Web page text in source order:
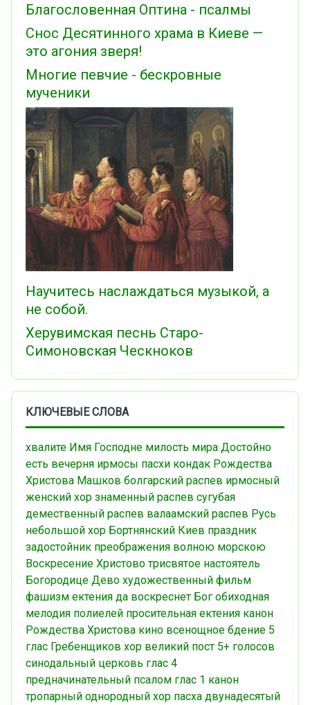
Благословенная Оптина - псалмы
Снос Десятинного храма в Киеве —
это агония зверя!
Многие певчие - бескровные
мученики
Научитесь наслаждаться музыкой, а
не собой.
Херувимская песнь Старо-
Симоновская Ческноков
КЛЮЧЕВЫЕ СЛОВА
хвалите Имя Господне милость мира Достойно
есть вечерня ирмосы пасхи кондак Рождества
Христова Машков болгарский распев ирмосный
женский хор знаменный распев сугубая
демественный распев валаамский распев Русь
небольшой хор Бортнянский Киев праздник
задостойник преображения волною морскою
Воскресение Христово трисвятое настоятель
Богородице Дево художественный фильм
фашизм ектения да воскреснет Бог обиходная
мелодия полиелей просительная ектения канон
Рождества Христова кино всенощное бдение 5
глас Гребенщиков хор великий пост 5+ голосов
синодальный церковь глас 4
предначинательный псалом глас 1 канон
тропарный однородный хор пасха двунадесятый